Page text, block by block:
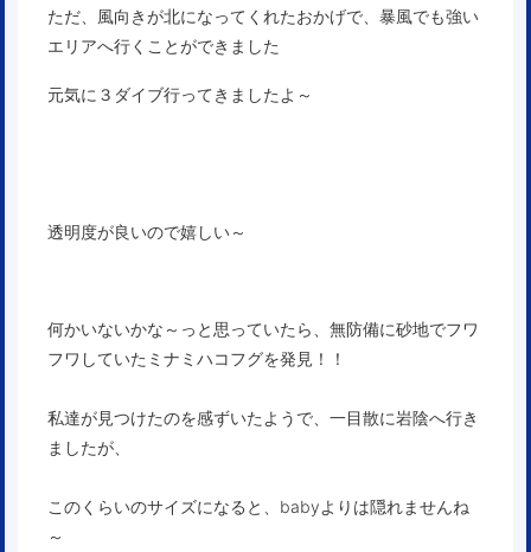
ただ、風向きが北になってくれたおかげで、暴風でも強い
エリアへ行くことができました
元気に３ダイブ行ってきましたよ～
透明度が良いので嬉しい～
何かいないかな～っと思っていたら、無防備に砂地でフワ
フワしていたミナミハコフグを発見！！
私達が見つけたのを感ずいたようで、一目散に岩陰へ行き
ましたが、
このくらいのサイズになると、babyよりは隠れませんね
～